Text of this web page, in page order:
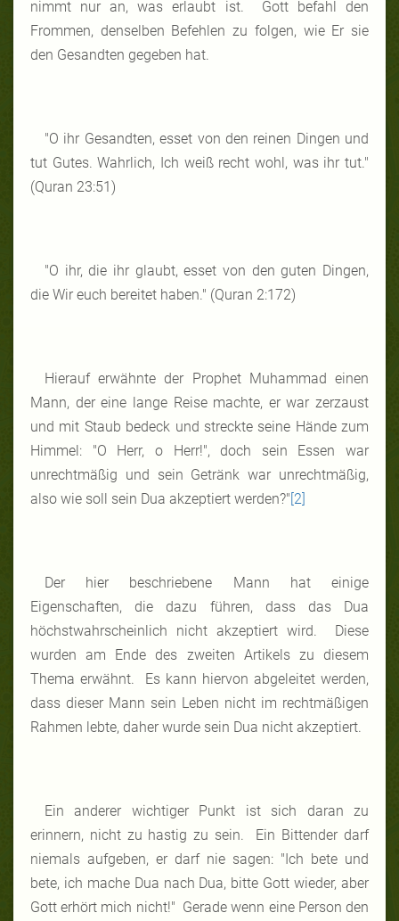
nimmt nur an, was erlaubt ist. Gott befahl den
Frommen, denselben Befehlen zu folgen, wie Er sie
den Gesandten gegeben hat.
"O ihr Gesandten, esset von den reinen Dingen und
tut Gutes. Wahrlich, Ich weiß recht wohl, was ihr tut."
(Quran 23:51)
"O ihr, die ihr glaubt, esset von den guten Dingen,
die Wir euch bereitet haben." (Quran 2:172)
Hierauf erwähnte der Prophet Muhammad einen
Mann, der eine lange Reise machte, er war zerzaust
und mit Staub bedeck und streckte seine Hände zum
Himmel: "O Herr, o Herr!", doch sein Essen war
unrechtmäßig und sein Getränk war unrechtmäßig,
also wie soll sein Dua akzeptiert werden?"[2]
Der hier beschriebene Mann hat einige
Eigenschaften, die dazu führen, dass das Dua
höchstwahrscheinlich nicht akzeptiert wird. Diese
wurden am Ende des zweiten Artikels zu diesem
Thema erwähnt. Es kann hiervon abgeleitet werden,
dass dieser Mann sein Leben nicht im rechtmäßigen
Rahmen lebte, daher wurde sein Dua nicht akzeptiert.
Ein anderer wichtiger Punkt ist sich daran zu
erinnern, nicht zu hastig zu sein. Ein Bittender darf
niemals aufgeben, er darf nie sagen: "Ich bete und
bete, ich mache Dua nach Dua, bitte Gott wieder, aber
Gott erhört mich nicht!" Gerade wenn eine Person den